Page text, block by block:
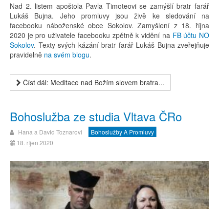
Nad 2. listem apoštola Pavla Timoteovi se zamýšlí bratr farář
Lukáš Bujna. Jeho promluvy jsou živě ke sledování na
facebooku náboženské obce Sokolov. Zamyšlení z 18. října
2020 je pro uživatele facebooku zpětně k vidění na FB účtu NO
Sokolov. Texty svých kázání bratr farář Lukáš Bujna zveřejňuje
pravidelně na svém blogu.
Číst dál: Meditace nad Božím slovem bratra...
Bohoslužba ze studia Vltava ČRo
Hana a David Toznarovi
Bohoslužby A Promluvy
18. říjen 2020